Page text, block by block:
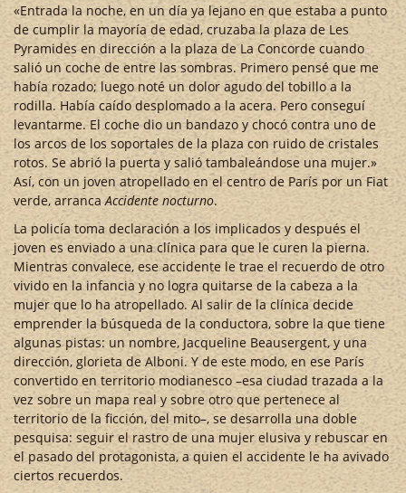
«Entrada la noche, en un día ya lejano en que estaba a punto
de cumplir la mayoría de edad, cruzaba la plaza de Les
Pyramides en dirección a la plaza de La Concorde cuando
salió un coche de entre las sombras. Primero pensé que me
había rozado; luego noté un dolor agudo del tobillo a la
rodilla. Había caído desplomado a la acera. Pero conseguí
levantarme. El coche dio un bandazo y chocó contra uno de
los arcos de los soportales de la plaza con ruido de cristales
rotos. Se abrió la puerta y salió tambaleándose una mujer.»
Así, con un joven atropellado en el centro de París por un Fiat
verde, arrancaAccidente nocturno.
La policía toma declaración a los implicados y después el
joven es enviado a una clínica para que le curen la pierna.
Mientras convalece, ese accidente le trae el recuerdo de otro
vivido en la infancia y no logra quitarse de la cabeza a la
mujer que lo ha atropellado. Al salir de la clínica decide
emprender la búsqueda de la conductora, sobre la que tiene
algunas pistas: un nombre, Jacqueline Beausergent, y una
dirección, glorieta de Alboni. Y de este modo, en ese París
convertido en territorio modianesco –esa ciudad trazada a la
vez sobre un mapa real y sobre otro que pertenece al
territorio de la ficción, del mito–, se desarrolla una doble
pesquisa: seguir el rastro de una mujer elusiva y rebuscar en
el pasado del protagonista, a quien el accidente le ha avivado
ciertos recuerdos.